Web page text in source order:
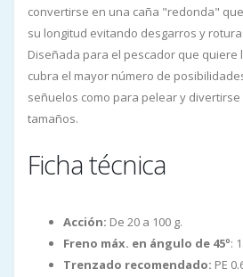
convertirse en una caña "redonda"
su longitud evitando desgarros y
Diseñada para el pescador que quiere
cubra el mayor número de
señuelos como para pelear y
tamaños.
Ficha técnica
Acción: De 20 a 100 g.
Freno máx. en ángulo de 45º:
Trenzado recomendado: PE